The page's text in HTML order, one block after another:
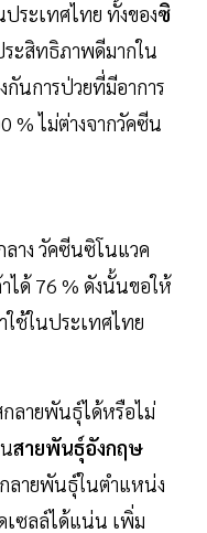
ระเทศไทย ทั้งของซิ
ะสิทธิภาพดีมากใน
กันการป่วยที่มีอาการ
% ไม่ต่างจากวัคซีน
าง วัคซีนซิโนแวค
ได้ 76 % ดังนั้นขอให้
ช้ในประเทศไทย
ลายพันธุ์ได้หรือไม่
สายพันธุ์อังกฤษ
กลายพันธุ์ในตำแหน่ง
เซลล์ได้แน่น เพิ่ม